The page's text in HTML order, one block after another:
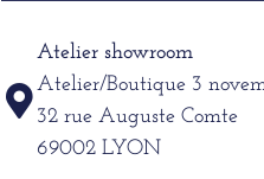
Atelier showroom
Atelier/Boutique 3
32 rue Auguste Comte
69002 LYON